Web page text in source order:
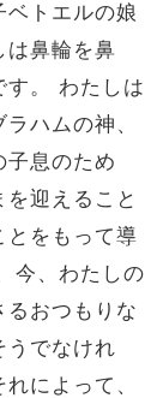
ベトエルの娘
は鼻輪を鼻
。
わたしは
ハムの神、
子息のため
迎えること
とをもって導
今、わたしの
るおつもりな
うでなけれ
によって、